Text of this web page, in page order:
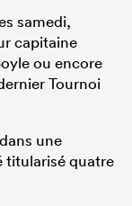
samedi,
capitaine
ou encore
Tournoi
une
titularisé quatre